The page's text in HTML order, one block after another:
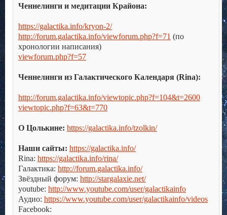
Ченнелинги и медитации Крайона:
https://galactika.info/kryon-2/
http://forum.galactika.info/viewforum.php?f=71 (по
хронологии написания)
viewforum.php?f=57
Ченнелинги из Галактического Календаря (Rina):
http://forum.galactika.info/viewtopic.php?f=104&t=2600
viewtopic.php?f=63&t=770
О Цолькине: https://galactika.info/tzolkin/
Наши сайты: https://galactika.info/
Rina: https://galactika.info/rina/
Галактика: http://forum.galactika.info/
Звёздный форум: http://stargalaxie.net/
youtube: http://www.youtube.com/user/galactikainfo
Аудио: https://www.youtube.com/user/galactikainfo/videos
Facebook: